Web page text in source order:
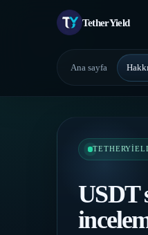
TetherYield
Ana sayfa
USDT